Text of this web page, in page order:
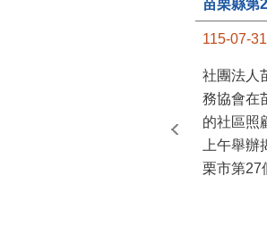
115-07-31
社團法人
務協會在
的社區照
上午舉
栗市第27